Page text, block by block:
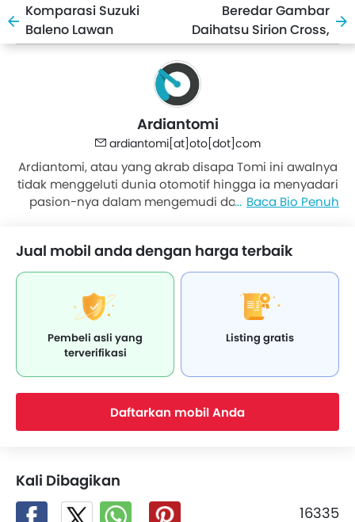
Komparasi Suzuki
Baleno Lawan
Daihatsu Sirion 2020,
Beredar Gambar
Daihatsu Sirion Cross,
Gayanya Keren Juga
Ardiantomi
ardiantomi[at]oto[dot]com
Ardiantomi, atau yang akrab disapa Tomi ini awalnya
tidak menggeluti dunia otomotif hingga ia menyadari
pasion-nya dalam mengemudi dan memutuskan
kemudian memiliki hasrat untuk dapat mencoba
semua jenis mobil yang ada di dunia.
Baca Bio Penuh
Jual mobil anda dengan harga terbaik
Pembeli asli yang
terverifikasi
Listing gratis
Daftarkan mobil Anda
Kali Dibagikan
16335